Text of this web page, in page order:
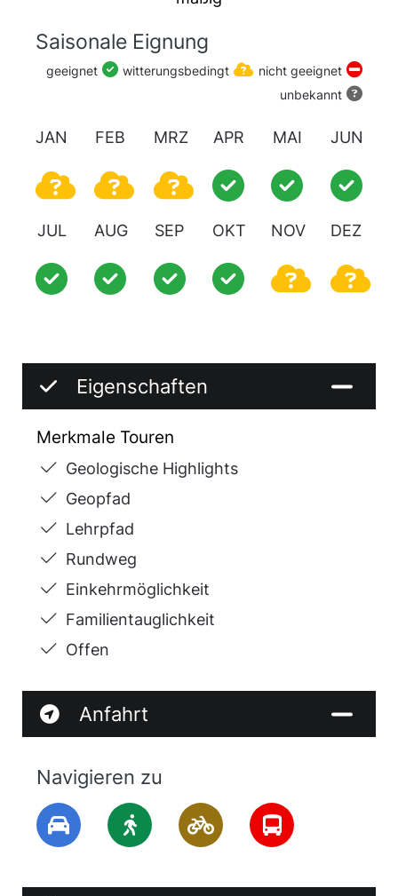
Saisonale Eignung
geeignet witterungsbedingt
nicht geeignet
unbekannt
JAN FEB MRZ APR MAI JUN
JUL AUG SEP OKT NOV DEZ
Eigenschaften
Merkmale Touren
Geologische Highlights
Geopfad
Lehrpfad
Rundweg
Einkehrmöglichkeit
Familientauglichkeit
Offen
Anfahrt
Navigieren zu